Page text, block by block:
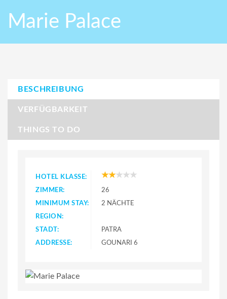
Marie Palace
BESCHREIBUNG
VERFÜGBARKEIT
THINGS TO DO
HOTEL KLASSE:
ZIMMER:
26
MINIMUM STAY:
2 NÄCHTE
REGION:
STADT:
PATRA
ADDRESSE:
GOUNARI 6